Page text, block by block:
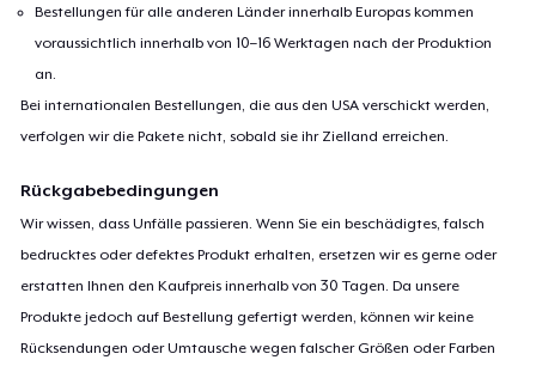
Bestellungen für alle anderen Länder innerhalb Europas kommen
voraussichtlich innerhalb von 10–16 Werktagen nach der Produktion
an.
Bei internationalen Bestellungen, die aus den USA verschickt werden,
verfolgen wir die Pakete nicht, sobald sie ihr Zielland erreichen.
Rückgabebedingungen
Wir wissen, dass Unfälle passieren. Wenn Sie ein beschädigtes, falsch
bedrucktes oder defektes Produkt erhalten, ersetzen wir es gerne oder
erstatten Ihnen den Kaufpreis innerhalb von 30 Tagen. Da unsere
Produkte jedoch auf Bestellung gefertigt werden, können wir keine
Rücksendungen oder Umtausche wegen falscher Größen oder Farben